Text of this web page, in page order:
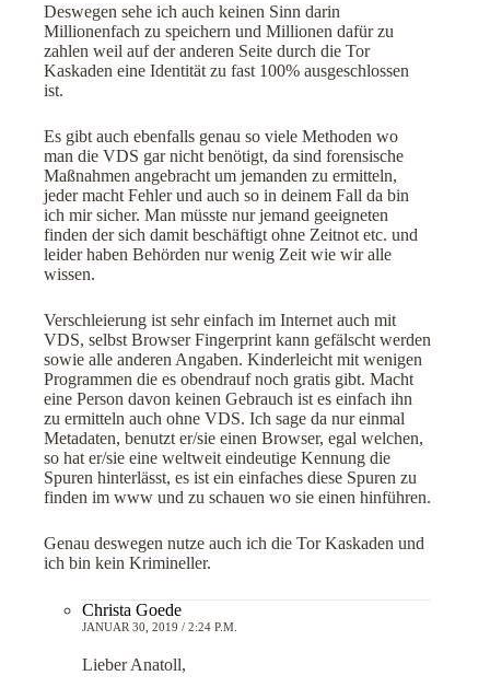
Deswegen sehe ich auch keinen Sinn darin
Millionenfach zu speichern und Millionen dafür zu
zahlen weil auf der anderen Seite durch die Tor
Kaskaden eine Identität zu fast 100% ausgeschlossen
ist.
Es gibt auch ebenfalls genau so viele Methoden wo
man die VDS gar nicht benötigt, da sind forensische
Maßnahmen angebracht um jemanden zu ermitteln,
jeder macht Fehler und auch so in deinem Fall da bin
ich mir sicher. Man müsste nur jemand geeigneten
finden der sich damit beschäftigt ohne Zeitnot etc. und
leider haben Behörden nur wenig Zeit wie wir alle
wissen.
Verschleierung ist sehr einfach im Internet auch mit
VDS, selbst Browser Fingerprint kann gefälscht werden
sowie alle anderen Angaben. Kinderleicht mit wenigen
Programmen die es obendrauf noch gratis gibt. Macht
eine Person davon keinen Gebrauch ist es einfach ihn
zu ermitteln auch ohne VDS. Ich sage da nur einmal
Metadaten, benutzt er/sie einen Browser, egal welchen,
so hat er/sie eine weltweit eindeutige Kennung die
Spuren hinterlässt, es ist ein einfaches diese Spuren zu
finden im www und zu schauen wo sie einen hinführen.
Genau deswegen nutze auch ich die Tor Kaskaden und
ich bin kein Krimineller.
Christa Goede
JANUAR 30, 2019 / 2:24 P.M.
Lieber Anatoll,